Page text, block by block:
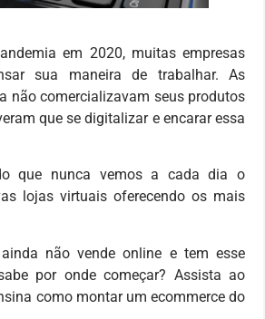
em 2020, muitas empresas
sua maneira de trabalhar. As
não comercializavam seus produtos
que se digitalizar e encarar essa
que nunca vemos a cada dia o
lojas virtuais oferecendo os mais
não vende online e tem esse
por onde começar? Assista ao
como montar um ecommerce do